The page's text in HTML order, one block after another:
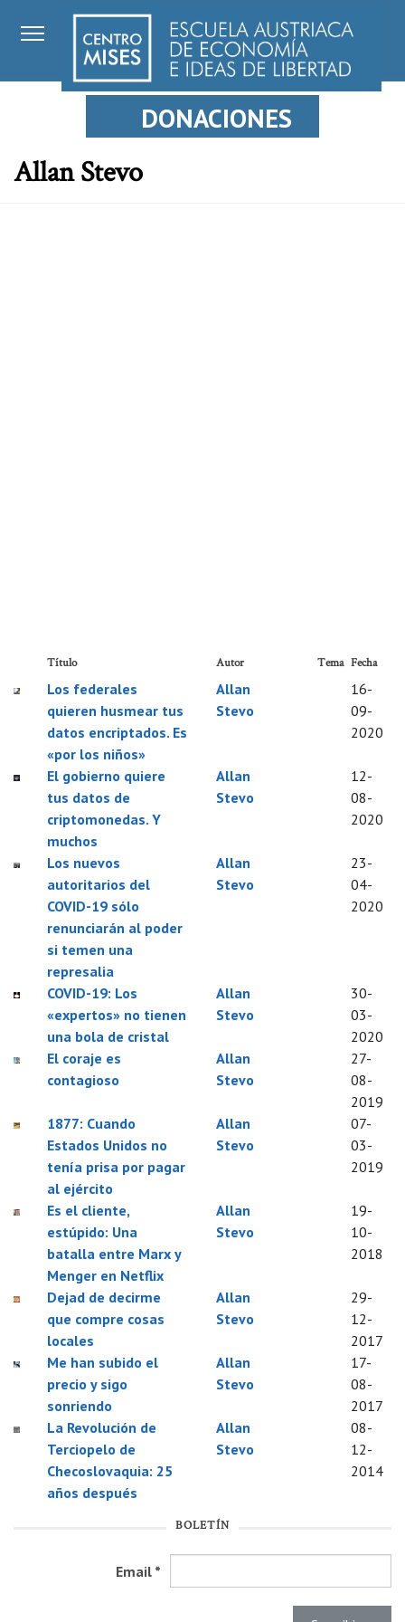
DONACIONES
Allan Stevo
Título Autor Tema Fecha
Los federales
quieren husmear tus
datos encriptados. Es
«por los niños»
Allan
Stevo
16-
09-
2020
El gobierno quiere
tus datos de
criptomonedas. Y
muchos
Allan
Stevo
12-
08-
2020
Los nuevos
autoritarios del
COVID-19 sólo
renunciarán al poder
si temen una
represalia
Allan
Stevo
23-
04-
2020
COVID-19: Los
«expertos» no tienen
una bola de cristal
Allan
Stevo
30-
03-
2020
El coraje es
contagioso
Allan
Stevo
27-
08-
2019
1877: Cuando
Estados Unidos no
tenía prisa por pagar
al ejército
Allan
Stevo
07-
03-
2019
Es el cliente,
estúpido: Una
batalla entre Marx y
Menger en Netflix
Allan
Stevo
19-
10-
2018
Dejad de decirme
que compre cosas
locales
Allan
Stevo
29-
12-
2017
Me han subido el
precio y sigo
sonriendo
Allan
Stevo
17-
08-
2017
La Revolución de
Terciopelo de
Checoslovaquia: 25
años después
Allan
Stevo
08-
12-
2014
BOLETÍN
Email *